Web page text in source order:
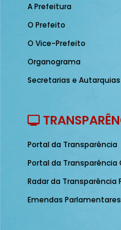
A Prefeitura
O Prefeito
O Vice-Prefeito
Organograma
Secretarias e Autarquias
Portal da Transparência
Portal da Transparência
Radar da Transparência
Emendas Parlamentares